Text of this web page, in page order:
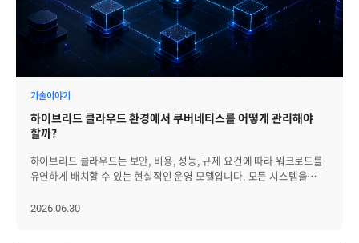
기술이야기
하이브리드 클라우드 환경에서 쿠버네티스를 어떻게 관리해야
할까?
하이브리드 클라우드는 보안, 비용, 성능, 규제 요건에 따라 워크로드를
유연하게 배치할 수 있는 현실적인 운영 모델입니다. 모든 시스템을
클라우드, 퍼블릭 클라우드를 함께 활용하며 각 환경의 장점을 조합하고
2026.06.30